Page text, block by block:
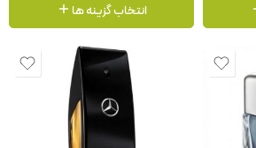
انتخاب گزینه ها